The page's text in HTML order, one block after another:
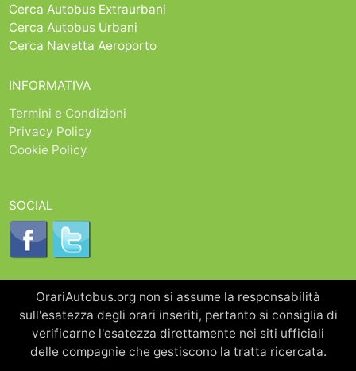
Cerca Autobus Extraurbani
Cerca Autobus Urbani
Cerca Navetta Aeroporto
INFORMATIVA
Termini e Condizioni
Privacy Policy
Cookie Policy
SOCIAL
OrariAutobus.org non si assume la responsabilità
sull'esatezza degli orari inseriti, pertanto si consiglia di
verificarne l'esatezza direttamente nei siti ufficiali
delle compagnie che gestiscono la tratta ricercata.